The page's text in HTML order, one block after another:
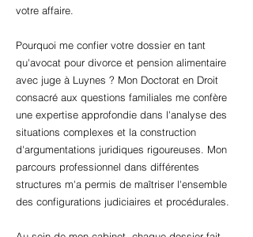
votre affaire.
Pourquoi me confier votre dossier en tant
qu'avocat pour divorce et pension alimentaire
avec juge à Luynes ? Mon Doctorat en Droit
consacré aux questions familiales me confère
une expertise approfondie dans l'analyse des
situations complexes et la construction
d'argumentations juridiques rigoureuses. Mon
parcours professionnel dans différentes
structures m'a permis de maîtriser l'ensemble
des configurations judiciaires et procédurales.